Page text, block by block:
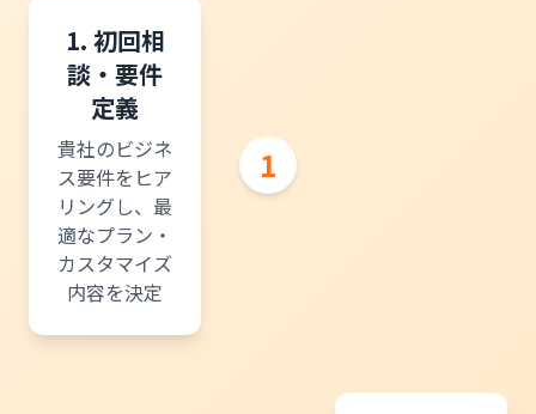
1. 初回相
談・要件
定義
貴社のビジネ
ス要件をヒア
リングし、最
適なプラン・
カスタマイズ
内容を決定
1